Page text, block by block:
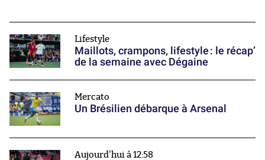
Lifestyle
Maillots, crampons, lifestyle : le récap’
de la semaine avec Dégaine
Mercato
Un Brésilien débarque à Arsenal
Aujourd'hui à 12:58